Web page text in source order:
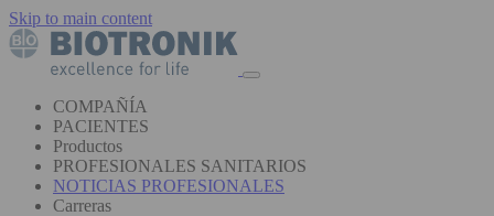
Skip to main content
COMPAÑÍA
PACIENTES
Productos
PROFESIONALES SANITARIOS
NOTICIAS PROFESIONALES
Carreras